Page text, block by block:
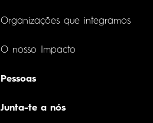
Organizações que integramos
O nosso Impacto
Pessoas
Junta-te a nós